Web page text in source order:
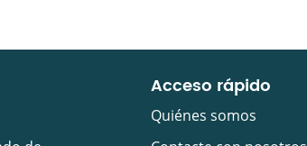
Acceso rápido
Quiénes somos